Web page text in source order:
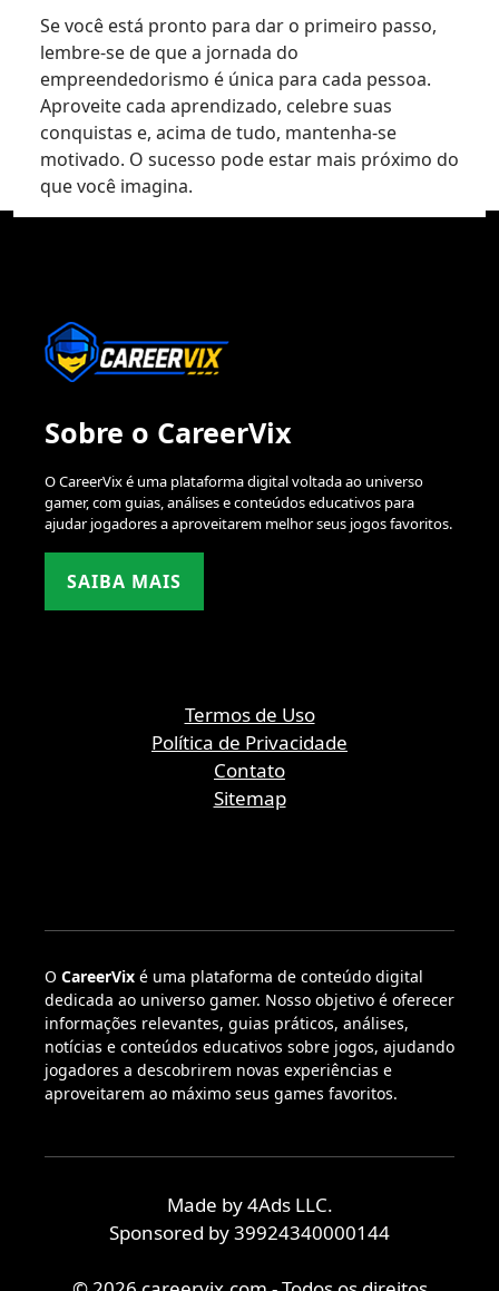
Se você está pronto para dar o primeiro passo,
lembre-se de que a jornada do
empreendedorismo é única para cada pessoa.
Aproveite cada aprendizado, celebre suas
conquistas e, acima de tudo, mantenha-se
motivado. O sucesso pode estar mais próximo do
que você imagina.
Sobre o CareerVix
O CareerVix é uma plataforma digital voltada ao universo
gamer, com guias, análises e conteúdos educativos para
ajudar jogadores a aproveitarem melhor seus jogos favoritos.
SAIBA MAIS
Termos de Uso
Política de Privacidade
Contato
Sitemap
O CareerVix é uma plataforma de conteúdo digital
dedicada ao universo gamer. Nosso objetivo é oferecer
informações relevantes, guias práticos, análises,
notícias e conteúdos educativos sobre jogos, ajudando
jogadores a descobrirem novas experiências e
aproveitarem ao máximo seus games favoritos.
Made by 4Ads LLC.
Sponsored by 39924340000144